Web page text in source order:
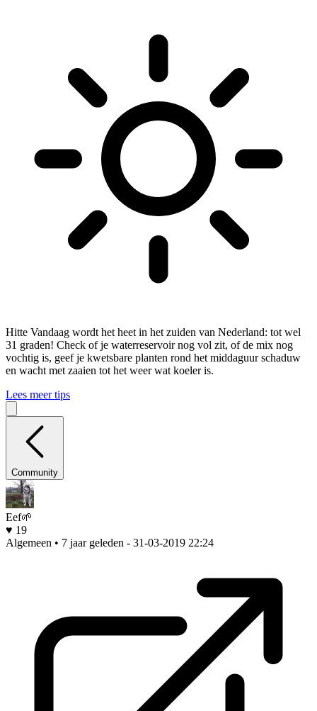
Hitte Vandaag wordt het heet in het zuiden van Nederland: tot wel
31 graden! Check of je waterreservoir nog vol zit, of de mix nog
vochtig is, geef je kwetsbare planten rond het middaguur schaduw
en wacht met zaaien tot het weer wat koeler is.
Lees meer tips
Community
Eef🌱
♥ 19
Algemeen • 7 jaar geleden - 31-03-2019 22:24